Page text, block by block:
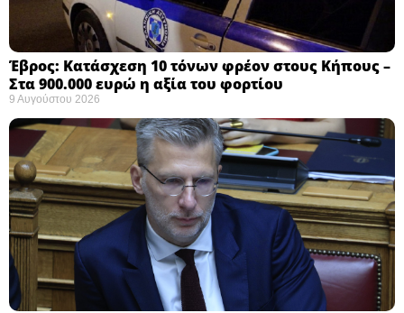
Έβρος: Κατάσχεση 10 τόνων φρέον στους Κήπους –
Στα 900.000 ευρώ η αξία του φορτίου ​
9 Αυγούστου 2026